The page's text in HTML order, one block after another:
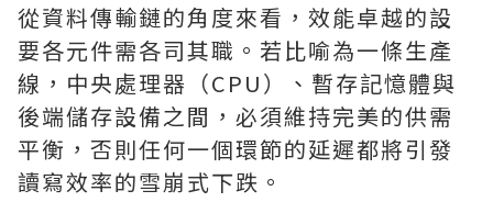
從資料傳輸鏈的角度來看，效能卓越的設
要各元件需各司其職。若比喻為一條生產
線，中央處理器（CPU）、暫存記憶體與
後端儲存設備之間，必須維持完美的供需
平衡，否則任何一個環節的延遲都將引發
讀寫效率的雪崩式下跌。